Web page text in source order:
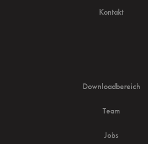
Kontakt
Downloadbereich
Team
Jobs